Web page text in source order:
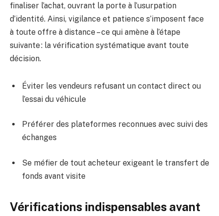
finaliser l’achat, ouvrant la porte à l’usurpation
d’identité. Ainsi, vigilance et patience s’imposent face
à toute offre à distance – ce qui amène à l’étape
suivante : la vérification systématique avant toute
décision.
Éviter les vendeurs refusant un contact direct ou
l’essai du véhicule
Préférer des plateformes reconnues avec suivi des
échanges
Se méfier de tout acheteur exigeant le transfert de
fonds avant visite
Vérifications indispensables avant